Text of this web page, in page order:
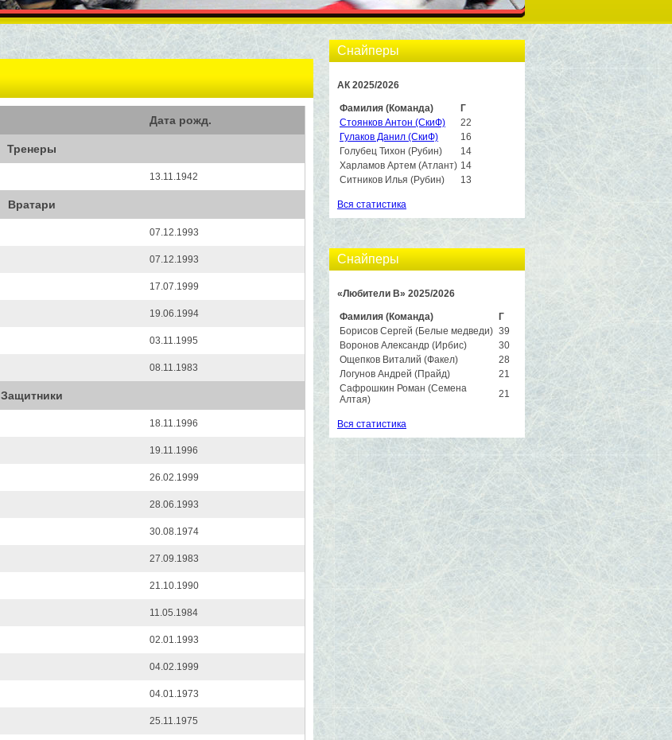
Снайперы
АК 2025/2026
Фамилия (Команда)
Г
Стоянков Антон (СкиФ)
22
Гулаков Данил (СкиФ)
16
Голубец Тихон (Рубин)
14
Харламов Артем (Атлант) 14
Ситников Илья (Рубин)
13
Вся статистика
Снайперы
«Любители B» 2025/2026
Фамилия (Команда)
Г
Борисов Сергей (Белые медведи) 39
Воронов Александр (Ирбис)
30
Ощепков Виталий (Факел)
28
Логунов Андрей (Прайд)
21
Сафрошкин Роман (Семена
Алтая)
21
Вся статистика
Дата рожд.
Тренеры
13.11.1942
Вратари
07.12.1993
07.12.1993
17.07.1999
19.06.1994
03.11.1995
08.11.1983
Защитники
18.11.1996
19.11.1996
26.02.1999
28.06.1993
30.08.1974
27.09.1983
21.10.1990
11.05.1984
02.01.1993
04.02.1999
04.01.1973
25.11.1975